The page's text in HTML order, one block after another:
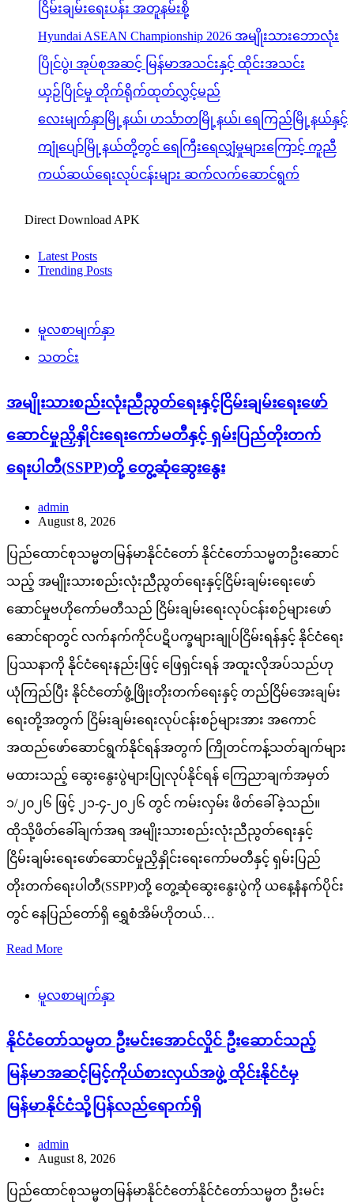
ငြိမ်းချမ်းရေးပန်း အတူနမ်းစို့
Hyundai ASEAN Championship 2026 အမျိုးသားဘောလုံး
ပြိုင်ပွဲ၊ အုပ်စုအဆင့် မြန်မာအသင်းနှင့် ထိုင်းအသင်း
ယှဉ်ပြိုင်မှု တိုက်ရိုက်ထုတ်လွှင့်မည်
လေးမျက်နှာမြို့နယ်၊ ဟင်္သာတမြို့နယ်၊ ရေကြည်မြို့နယ်နှင့်
ကျုံပျော်မြို့နယ်တို့တွင် ရေကြီးရေလျှံမှုများကြောင့် ကူညီ
ကယ်ဆယ်ရေးလုပ်ငန်းများ ဆက်လက်ဆောင်ရွက်
Direct Download APK
Latest Posts
Trending Posts
မူလစာမျက်နှာ
သတင်း
အမျိုးသားစည်းလုံးညီညွတ်ရေးနှင့်ငြိမ်းချမ်းရေးဖော်
ဆောင်မှုညှိနှိုင်းရေးကော်မတီနှင့် ရှမ်းပြည်တိုးတက်
ရေးပါတီ(SSPP)တို့ တွေ့ဆုံဆွေးနွေး
admin
August 8, 2026
ပြည်ထောင်စုသမ္မတမြန်မာနိုင်ငံတော် နိုင်ငံတော်သမ္မတဦးဆောင်
သည့် အမျိုးသားစည်းလုံးညီညွတ်ရေးနှင့်ငြိမ်းချမ်းရေးဖော်
ဆောင်မှုဗဟိုကော်မတီသည် ငြိမ်းချမ်းရေးလုပ်ငန်းစဉ်များဖော်
ဆောင်ရာတွင် လက်နက်ကိုင်ပဋိပက္ခများချုပ်ငြိမ်းရန်နှင့် နိုင်ငံရေး
ပြဿနာကို နိုင်ငံရေးနည်းဖြင့် ဖြေရှင်းရန် အထူးလိုအပ်သည်ဟု
ယုံကြည်ပြီး နိုင်ငံတော်ဖွံ့ဖြိုးတိုးတက်ရေးနှင့် တည်ငြိမ်အေးချမ်း
ရေးတို့အတွက် ငြိမ်းချမ်းရေးလုပ်ငန်းစဉ်များအား အကောင်
အထည်ဖော်ဆောင်ရွက်နိုင်ရန်အတွက် ကြိုတင်ကန့်သတ်ချက်များ
မထားသည့် ဆွေးနွေးပွဲများပြုလုပ်နိုင်ရန် ကြေညာချက်အမှတ်
၁/၂၀၂၆ ဖြင့် ၂၁-၄-၂၀၂၆ တွင် ကမ်းလှမ်း ဖိတ်ခေါ်ခဲ့သည်။
ထိုသို့ဖိတ်ခေါ်ချက်အရ အမျိုးသားစည်းလုံးညီညွတ်ရေးနှင့်
ငြိမ်းချမ်းရေးဖော်ဆောင်မှုညှိနှိုင်းရေးကော်မတီနှင့် ရှမ်းပြည်
တိုးတက်ရေးပါတီ(SSPP)တို့ တွေ့ဆုံဆွေးနွေးပွဲကို ယနေ့နံနက်ပိုင်း
တွင် နေပြည်တော်ရှိ ရွှေစံအိမ်ဟိုတယ်…
Read More
မူလစာမျက်နှာ
နိုင်ငံတော်သမ္မတ ဦးမင်းအောင်လှိုင် ဦးဆောင်သည့်
မြန်မာအဆင့်မြင့်ကိုယ်စားလှယ်အဖွဲ့ ထိုင်းနိုင်ငံမှ
မြန်မာနိုင်ငံသို့ပြန်လည်ရောက်ရှိ
admin
August 8, 2026
ပြည်ထောင်စုသမ္မတမြန်မာနိုင်ငံတော်နိုင်ငံတော်သမ္မတ ဦးမင်း